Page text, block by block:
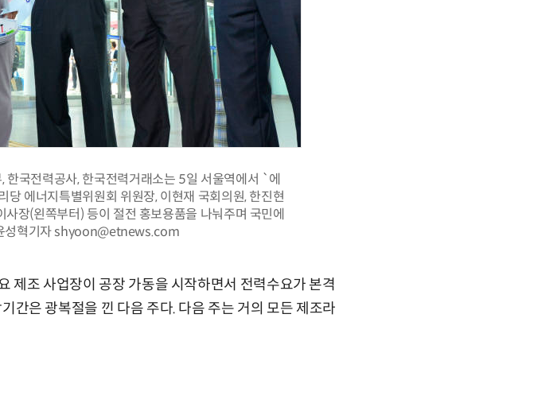
국전력공사, 한국전력거래소는 5일 서울역에서 `에
에너지특별위원회 위원장, 이현재 국회의원, 한진현
장(왼쪽부터) 등이 절전 홍보용품을 나눠주며 국민에
성혁기자 shyoon@etnews.com
제조 사업장이 공장 가동을 시작하면서 전력수요가 본격
간은 광복절을 낀 다음 주다. 다음 주는 거의 모든 제조라